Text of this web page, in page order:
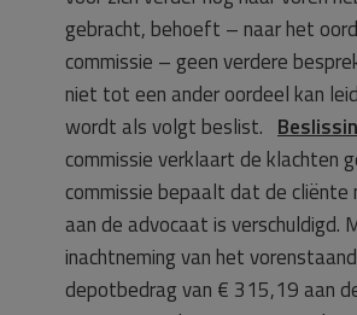
gebracht, behoeft – naar het
commissie – geen verdere
niet tot een ander oordeel kan
wordt als volgt beslist.
commissie verklaart de klachten
commissie bepaalt dat de cliënte
aan de advocaat is verschuldigd.
inachtneming van het
depotbedrag van € 315,19 aan